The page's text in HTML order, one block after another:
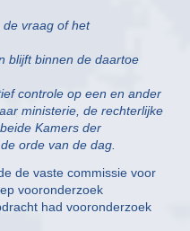
vraag of het
blijft binnen de daartoe
controle op een en ander
ministerie, de rechterlijke
Kamers der
orde van de dag.
de vaste commissie voor
vooronderzoek
had vooronderzoek